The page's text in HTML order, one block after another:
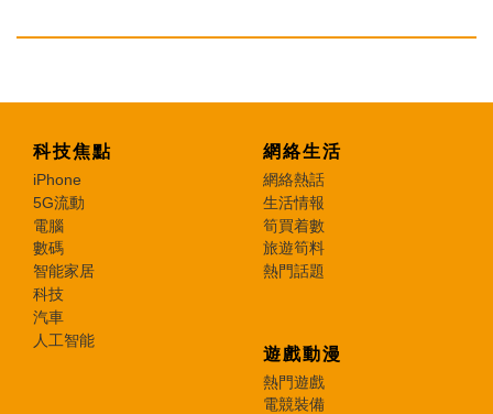
科技焦點
iPhone
5G流動
電腦
數碼
智能家居
科技
汽車
人工智能
網絡生活
網絡熱話
生活情報
筍買着數
旅遊筍料
熱門話題
遊戲動漫
熱門遊戲
電競裝備